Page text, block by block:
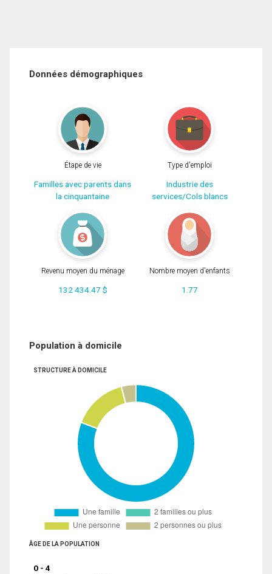
Données démographiques
Étape de vie
Familles avec parents dans
la cinquantaine
Type d'emploi
Industrie des
services/Cols blancs
Revenu moyen du ménage
132 434.47 $
Nombre moyen d'enfants
1.77
Population à domicile
STRUCTURE À DOMICILE
ÂGE DE LA POPULATION
0 - 4